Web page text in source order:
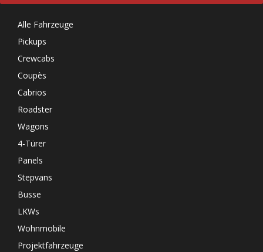
Alle Fahrzeuge
Pickups
Crewcabs
Coupès
Cabrios
Roadster
Wagons
4-Türer
Panels
Stepvans
Busse
LKWs
Wohnmobile
Projektfahrzeuge